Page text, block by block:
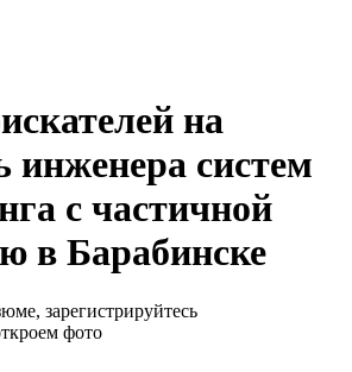
на
инженера систем
с частичной
в Барабинске
зарегистрируйтесь
фото